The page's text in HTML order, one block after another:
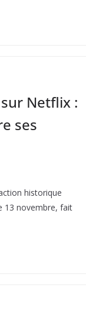
Netflix :
ses
historique
13 novembre, fait